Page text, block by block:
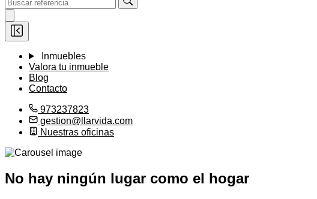
Inmuebles
Valora tu inmueble
Blog
Contacto
973237823
gestion@llarvida.com
Nuestras oficinas
No hay ningún lugar como el hogar